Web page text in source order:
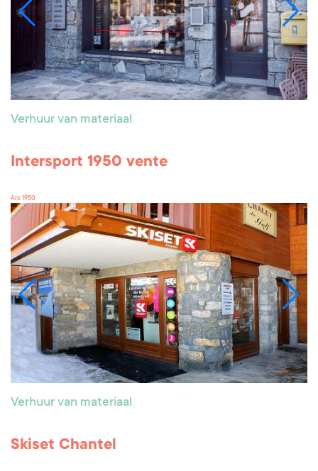
Verhuur van materiaal
Intersport 1950 vente
Arc 1950
Verhuur van materiaal
Skiset Chantel